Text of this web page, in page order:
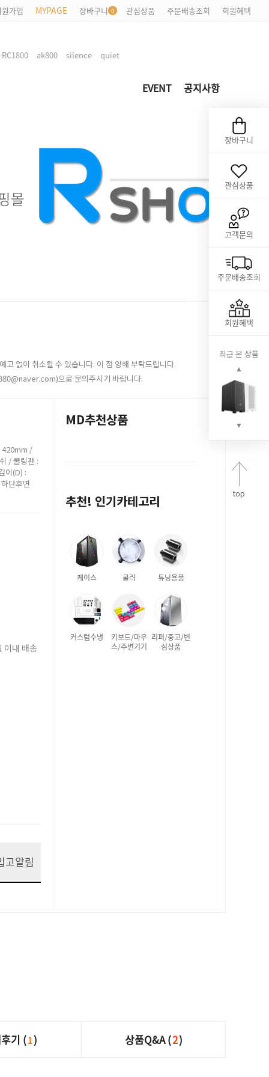
가입 MYPAGE 장바구니 관심상품 주문배송조회 회원혜택
RC1800 ak800 silence quiet
EVENT 공지사항
없이 취소될 수 있습니다. 이 점 양해 부탁드립니다.
으로 문의주시기 바랍니다.
420mm /
/ 쿨링팬 :
이(D) :
단후면
내 배송
고알림
MD추천상품
추천! 인기카테고리
케이스 쿨러 튜닝용품
커스텀수냉
키보드/마우
스/주변기기
리퍼/중고/변
심상품
기 (1) 상품Q&A (2)
장바구니
관심상품
고객문의
주문배송조회
회원혜택
최근 본 상품
▲
▼